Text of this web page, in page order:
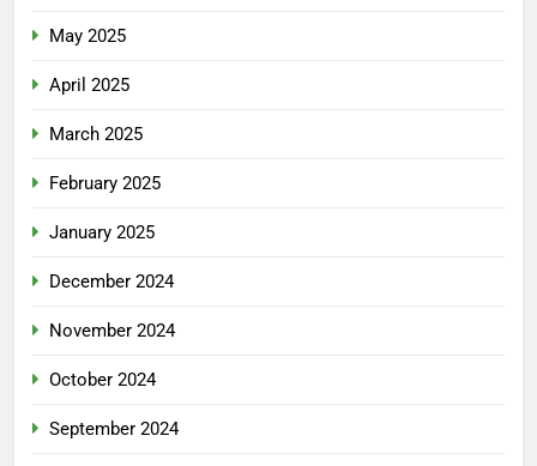
May 2025
April 2025
March 2025
February 2025
January 2025
December 2024
November 2024
October 2024
September 2024